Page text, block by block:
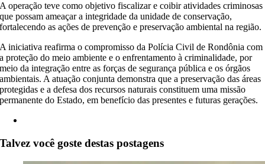
A operação teve como objetivo fiscalizar e coibir atividades criminosas
que possam ameaçar a integridade da unidade de conservação,
fortalecendo as ações de prevenção e preservação ambiental na região.
A iniciativa reafirma o compromisso da Polícia Civil de Rondônia com
a proteção do meio ambiente e o enfrentamento à criminalidade, por
meio da integração entre as forças de segurança pública e os órgãos
ambientais. A atuação conjunta demonstra que a preservação das áreas
protegidas e a defesa dos recursos naturais constituem uma missão
permanente do Estado, em benefício das presentes e futuras gerações.
Talvez você goste destas postagens